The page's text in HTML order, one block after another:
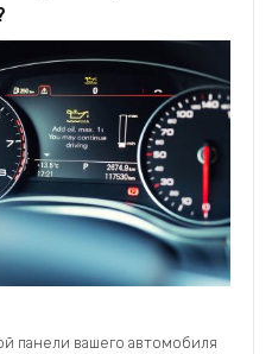
панели вашего автомобиля